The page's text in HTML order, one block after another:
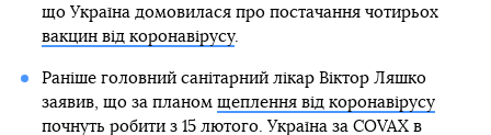
що Україна домовилася про постачання чотирьох
вакцин від коронавірусу.
Раніше головний санітарний лікар Віктор Ляшко
заявив, що за планом щеплення від коронавірусу
почнуть робити з 15 лютого. Україна за COVAX в